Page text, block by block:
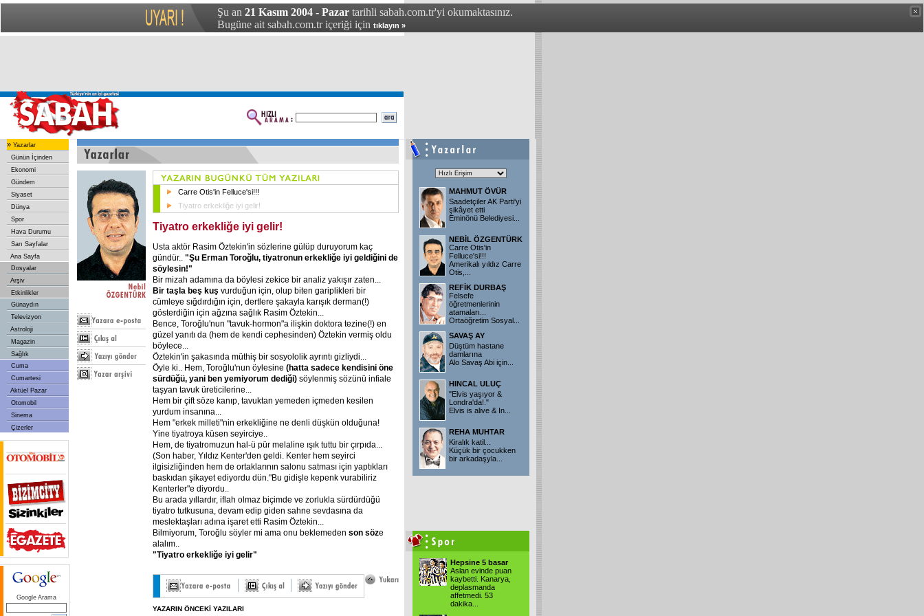
Şu an 21 Kasım 2004 - Pazar tarihli sabah.com.tr'yi okumaktasınız.
Bugüne ait sabah.com.tr içeriği için tıklayın »
» Yazarlar
Günün İçinden
Ekonomi
Gündem
Siyaset
Dünya
Spor
Hava Durumu
Sarı Sayfalar
Ana Sayfa
Dosyalar
Arşiv
Etkinlikler
Günaydın
Televizyon
Astroloji
Magazin
Sağlık
Cuma
Cumartesi
Aktüel Pazar
Otomobil
Sinema
Çizerler
Google Arama
Carre Otis'in Felluce'si!!!
Tiyatro erkekliğe iyi gelir!
Tiyatro erkekliğe iyi gelir!
Usta aktör Rasim Öztekin'in sözlerine gülüp duruyorum kaç
gündür.. "Şu Erman Toroğlu, tiyatronun erkekliğe iyi geldiğini de
söylesin!"
Bir mizah adamına da böylesi zekice bir analiz yakışır zaten...
Bir taşla beş kuş vurduğun için, olup biten gariplikleri bir
cümleye sığdırdığın için, dertlere şakayla karışık derman(!)
gösterdiğin için ağzına sağlık Rasim Öztekin...
Bence, Toroğlu'nun "tavuk-hormon"a ilişkin doktora tezine(!) en
güzel yanıtı da (hem de kendi cephesinden) Öztekin vermiş oldu
böylece...
Öztekin'in şakasında müthiş bir sosyololik ayrıntı gizliydi...
Öyle ki.. Hem, Toroğlu'nun öylesine (hatta sadece kendisini öne
sürdüğü, yani ben yemiyorum dediği) söylenmiş sözünü infiale
taşyan tavuk üreticilerine...
Hem bir çift söze kanıp, tavuktan yemeden içmeden kesilen
yurdum insanına...
Hem "erkek milleti"nin erkekliğine ne denli düşkün olduğuna!
Yine tiyatroya küsen seyirciye..
Hem, de tiyatromuzun hal-ü pür melaline ışık tuttu bir çırpıda...
(Son haber, Yıldız Kenter'den geldi. Kenter hem seyirci
ilgisizliğinden hem de ortaklarının salonu satması için yaptıkları
baskıdan şikayet ediyordu dün."Bu gidişle kepenk vurabiliriz
Kenterler"e diyordu..
Bu arada yıllardır, iflah olmaz biçimde ve zorlukla sürdürdüğü
tiyatro tutkusuna, devam edip giden sahne sevdasına da
meslektaşları adına işaret etti Rasim Öztekin...
Bilmiyorum, Toroğlu söyler mi ama onu beklemeden son söze
alalım..
"Tiyatro erkekliğe iyi gelir"
YAZARIN ÖNCEKİ YAZILARI
MAHMUT ÖVÜR
Saadetçiler AK Parti'yi
şikâyet etti
Eminönü Belediyesi
NEBİL ÖZGENTÜRK
Carre Otis'in
Felluce'si!!!
Amerikalı yıldız Carre
Otis,
REFİK DURBAŞ
Felsefe
öğretmenlerinin
atamaları...
Ortaöğretim Sosyal
SAVAŞ AY
Düştüm hastane
damlarına
Alo Savaş Abi için
HINCAL ULUÇ
"Elvis yaşıyor &
Londra'da!."
Elvis is alive & In
REHA MUHTAR
Kiralık katil...
Küçük bir çocukken
bir arkadaşyla
Hepsine 5 basar
Aslan evinde puan
kaybetti. Kanarya,
deplasmanda
affetmedi. 53
dakika